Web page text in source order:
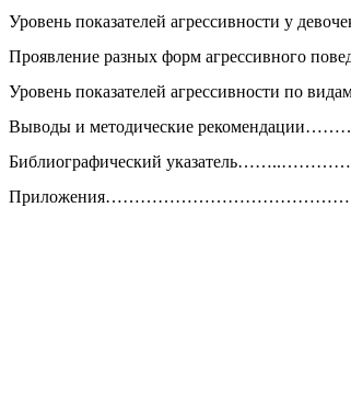
Уровень показателей агрессивности у
Проявление разных форм агрессивного
Уровень показателей
Выводы и методические
Библиографический